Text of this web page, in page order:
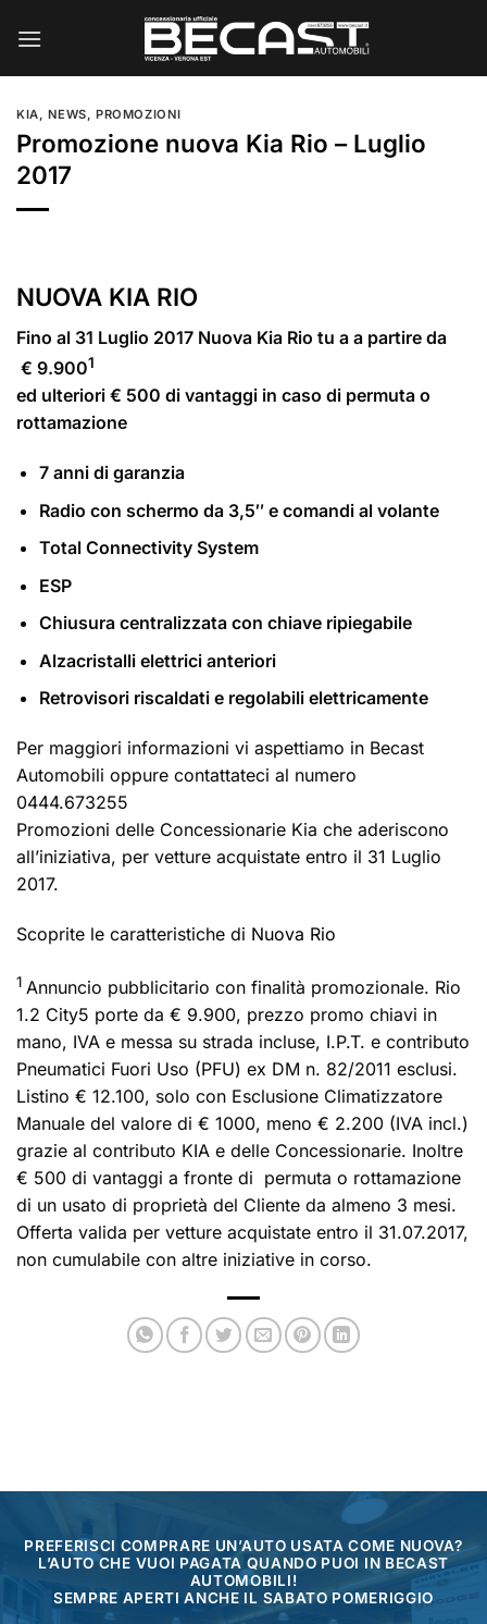
KIA, NEWS,PROMOZIONI
Promozione nuova Kia Rio – Luglio
2017
NUOVA KIA RIO
Fino al 31 Luglio 2017 Nuova Kia Rio tu a a partire da
€ 9.9001
ed ulteriori € 500 di vantaggi in caso di permuta o
rottamazione
7 anni di garanzia
Radio con schermo da 3,5″ e comandi al volante
Total Connectivity System
ESP
Chiusura centralizzata con chiave ripiegabile
Alzacristalli elettrici anteriori
Retrovisori riscaldati e regolabili elettricamente
Per maggiori informazioni vi aspettiamo in Becast
Automobili oppure contattateci al numero
0444.673255
Promozioni delle Concessionarie Kia che aderiscono
all’iniziativa, per vetture acquistate entro il 31 Luglio
2017.
Scoprite le caratteristiche di Nuova Rio
1 Annuncio pubblicitario con finalità promozionale. Rio
1.2 City5 porte da € 9.900, prezzo promo chiavi in
mano, IVA e messa su strada incluse, I.P.T. e contributo
Pneumatici Fuori Uso (PFU) ex DM n. 82/2011 esclusi.
Listino € 12.100, solo con Esclusione Climatizzatore
Manuale del valore di € 1000, meno € 2.200 (IVA incl.)
grazie al contributo KIA e delle Concessionarie. Inoltre
€ 500 di vantaggi a fronte di permuta o rottamazione
di un usato di proprietà del Cliente da almeno 3 mesi.
Offerta valida per vetture acquistate entro il 31.07.2017,
non cumulabile con altre iniziative in corso.
PREFERISCI COMPRARE UN’AUTO USATA COME NUOVA?
L’AUTO CHE VUOI PAGATA QUANDO PUOI IN BECAST
AUTOMOBILI!
SEMPRE APERTI ANCHE IL SABATO POMERIGGIO